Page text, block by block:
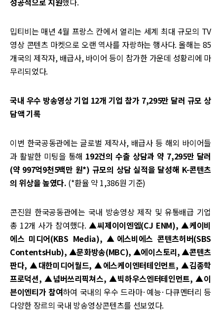
밉티비는 매년 4월 프랑스 칸에서 열리는 세계 최대 규모의 TV
영상 콘텐츠 마켓으로 오랜 역사를 자랑하는 행사다. 올해는 85
개국의 제작자, 배급사, 바이어 등이 참가한 가운데 성황리에 마
무리되었다.
국내 우수 방송영상 기업 12개 기업 참가 7,295만 달러 규모 상
담액 기록
이번 한국공동관에는 글로벌 제작사, 배급사 등 해외 바이어들
과 활발한 미팅을 통해 192건의 수출 상담과 약 7,295만 달러
(약 997억9천5백만 원*) 규모의 상담 실적을 달성해 K-콘텐츠
의 위상을 높였다. (*환율 약 1,386원 기준)
콘진원 한국공동관에는 국내 방송영상 제작 및 유통배급 기업
총 12개 사가 참여했다. ▲씨제이이엔엠(CJ ENM), ▲케이비
에스 미디어(KBS Media), ▲에스비에스 콘텐츠허버(SBS
ContentsHub), ▲문화방송(MBC), ▲에이스토리, ▲콘텐츠
판다, ▲대한미디어월드, ▲에스케이엔터테인먼트, ▲김종학
프로덕션, ▲넘버쓰리픽쳐스, ▲빅하우스엔터테인먼트, ▲이
븐이엔티가 참여하여 국내의 우수 드라마·예능·다큐멘터리 등
다양한 장르의 국내 방송영상콘텐츠를 선보였다.